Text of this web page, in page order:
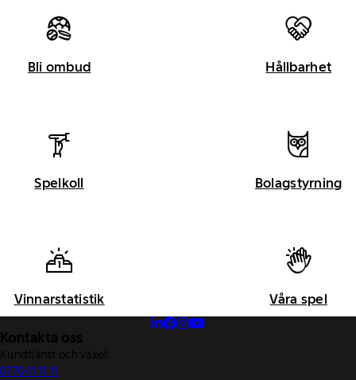
Bli ombud Hållbarhet
Spelkoll Bolagstyrning
Vinnarstatistik Våra spel
Kontakta oss
Kundtjänst och växel:
0770-11 11 11